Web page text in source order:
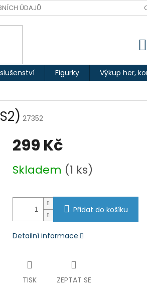
ÚDAJŮ
Figurky Výkup her,
27352
299 Kč
cena:
Skladem (1 ks)
Přidat do košíku
Detailní informace
TISK ZEPTAT SE